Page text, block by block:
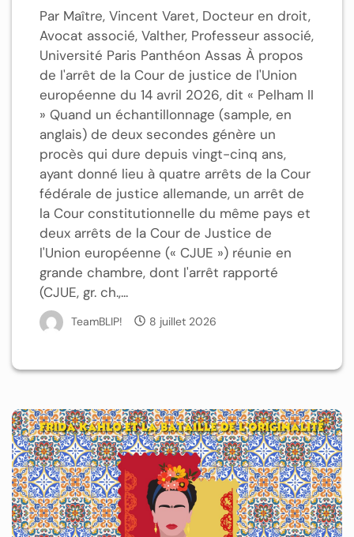
Par Maître, Vincent Varet, Docteur en droit,
Avocat associé, Valther, Professeur associé,
Université Paris Panthéon Assas À propos
de l'arrêt de la Cour de justice de l'Union
européenne du 14 avril 2026, dit « Pelham II
» Quand un échantillonnage (sample, en
anglais) de deux secondes génère un
procès qui dure depuis vingt-cinq ans,
ayant donné lieu à quatre arrêts de la Cour
fédérale de justice allemande, un arrêt de
la Cour constitutionnelle du même pays et
deux arrêts de la Cour de Justice de
l'Union européenne (« CJUE ») réunie en
grande chambre, dont l'arrêt rapporté
(CJUE, gr. ch.,...
TeamBLIP! 8 juillet 2026